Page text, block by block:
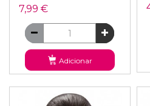
7,99 €
Adicionar